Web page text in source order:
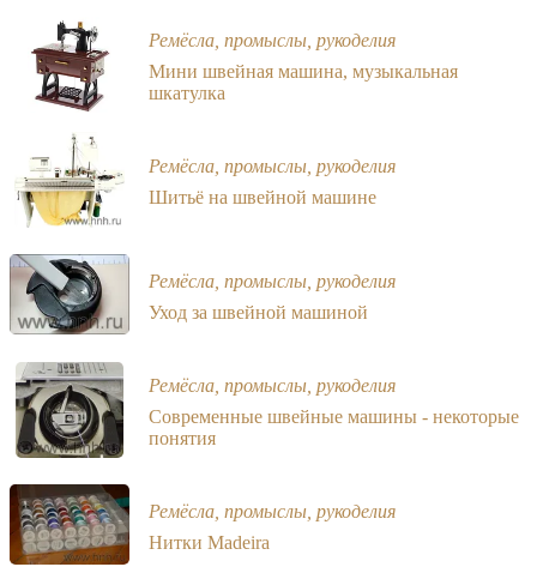
Ремёсла, промыслы, рукоделия
Мини швейная машина, музыкальная
шкатулка
Ремёсла, промыслы, рукоделия
Шитьё на швейной машине
Ремёсла, промыслы, рукоделия
Уход за швейной машиной
Ремёсла, промыслы, рукоделия
Современные швейные машины - некоторые
понятия
Ремёсла, промыслы, рукоделия
Нитки Madeira